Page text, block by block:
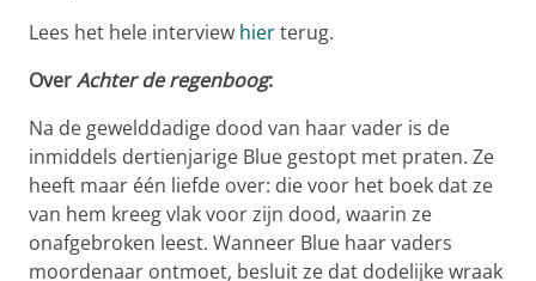
Lees het hele interview hierterug.
OverAchter de regenboog:
Na de gewelddadige dood van haar vader is de
inmiddels dertienjarige Blue gestopt met praten. Ze
heeft maar één liefde over: die voor het boek dat ze
van hem kreeg vlak voor zijn dood, waarin ze
onafgebroken leest. Wanneer Blue haar vaders
moordenaar ontmoet, besluit ze dat dodelijke wraak